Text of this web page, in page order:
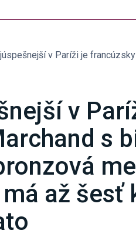
v
s
až šesť